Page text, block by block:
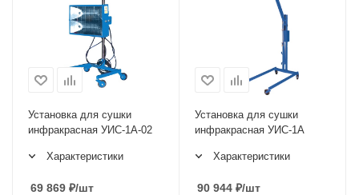
Установка для сушки
инфракрасная УИС-1А-02
Характеристики
69 869 ₽/шт
Установка для сушки
инфракрасная УИС-1А
Характеристики
90 944 ₽/шт